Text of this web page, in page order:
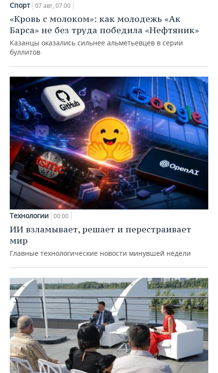
Спорт 07 авг, 07:00
«Кровь с молоком»: как молодежь «Ак
Барса» не без труда победила «Нефтяник»
Казанцы оказались сильнее альметьевцев в серии
буллитов
Технологии 00:00
ИИ взламывает, решает и перестраивает
мир
Главные технологические новости минувшей недели